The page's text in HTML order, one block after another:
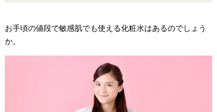
お手頃の値段で敏感肌でも使える化粧水はあるのでしょう
か。